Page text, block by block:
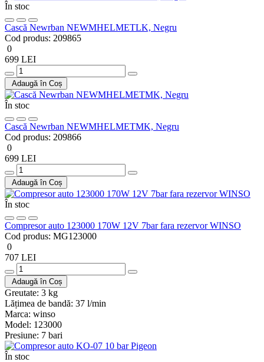
În stoc
Cască Newrban NEWMHELMETLK, Negru
Cod produs: 209865
0
699 LEI
Adaugă în Coș
În stoc
Cască Newrban NEWMHELMETMK, Negru
Cod produs: 209866
0
699 LEI
Adaugă în Coș
În stoc
Compresor auto 123000 170W 12V 7bar fara rezervor WINSO
Cod produs: MG123000
0
707 LEI
Adaugă în Coș
Greutate: 3 kg
Lățimea de bandă: 37 l/min
Marca: winso
Model: 123000
Presiune: 7 bari
În stoc